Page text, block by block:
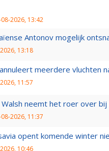
2026, 13:42
Antonov mogelijk
13:18
meerdere vluchten
11:57
Walsh neemt het roer over
2026, 11:37
opent komende winter
10:46